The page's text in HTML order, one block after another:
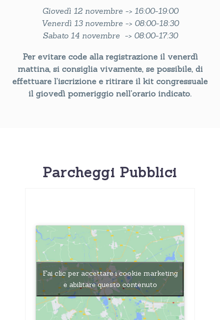
Giovedì 12 novembre -> 16:00-19:00
Venerdì 13 novembre -> 08:00-18:30
Sabato 14 novembre -> 08:00-17:30
Per evitare code alla registrazione il venerdì
mattina, si consiglia vivamente, se possibile, di
effettuare l’iscrizione e ritirare il kit congressuale
il giovedì pomeriggio nell’orario indicato.
Parcheggi Pubblici
Fai clic per accettare i cookie marketing
e abilitare questo contenuto